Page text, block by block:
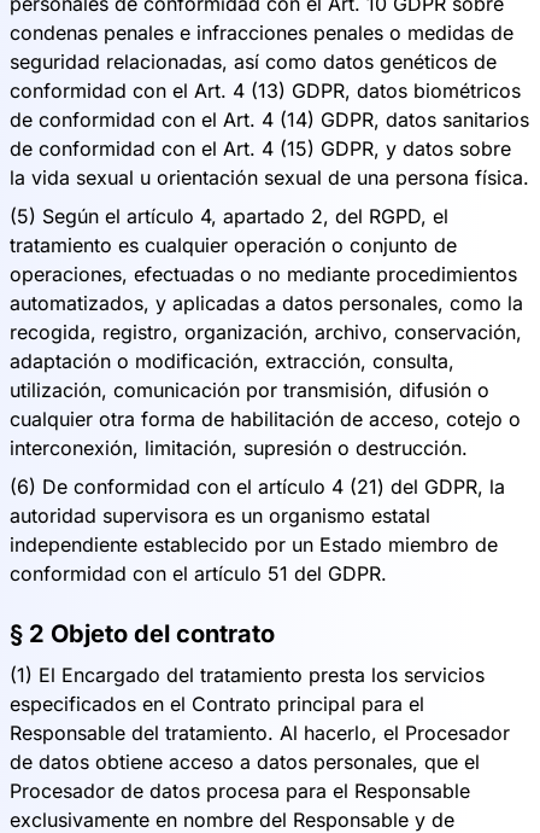
condenas penales e infracciones penales o medidas de
seguridad relacionadas, así como datos genéticos de
conformidad con el Art. 4 (13) GDPR, datos biométricos
de conformidad con el Art. 4 (14) GDPR, datos sanitarios
de conformidad con el Art. 4 (15) GDPR, y datos sobre
la vida sexual u orientación sexual de una persona física.
(5) Según el artículo 4, apartado 2, del RGPD, el
tratamiento es cualquier operación o conjunto de
operaciones, efectuadas o no mediante procedimientos
automatizados, y aplicadas a datos personales, como la
recogida, registro, organización, archivo, conservación,
adaptación o modificación, extracción, consulta,
utilización, comunicación por transmisión, difusión o
cualquier otra forma de habilitación de acceso, cotejo o
interconexión, limitación, supresión o destrucción.
(6) De conformidad con el artículo 4 (21) del GDPR, la
autoridad supervisora es un organismo estatal
independiente establecido por un Estado miembro de
conformidad con el artículo 51 del GDPR.
§ 2 Objeto del contrato
(1) El Encargado del tratamiento presta los servicios
especificados en el Contrato principal para el
Responsable del tratamiento. Al hacerlo, el Procesador
de datos obtiene acceso a datos personales, que el
Procesador de datos procesa para el Responsable
exclusivamente en nombre del Responsable y de